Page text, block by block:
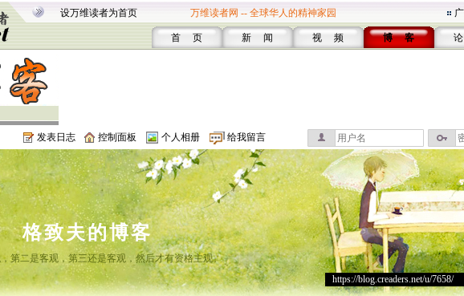
设万维读者为首页 万维读者网 -- 全球华人的精神家园
首 页 新 闻 视 频 博 客
发表日志 控制面板 个人相册 给我留言
格致夫的博客
第二是客观，第三还是客观，然后才有资格主观。
https://blog.creaders.net/u/7658/>